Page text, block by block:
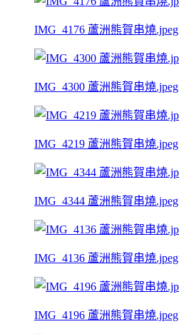
IMG_4176 蘆洲熊賀串燒.jpeg
IMG_4300 蘆洲熊賀串燒.jpeg
IMG_4219 蘆洲熊賀串燒.jpeg
IMG_4344 蘆洲熊賀串燒.jpeg
IMG_4136 蘆洲熊賀串燒.jpeg
IMG_4196 蘆洲熊賀串燒.jpeg